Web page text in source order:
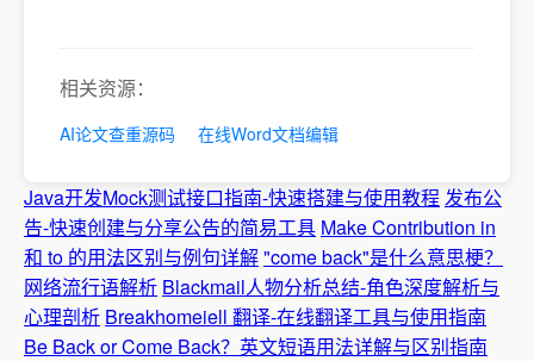
相关资源：
AI论文查重源码 在线Word文档编辑
Java开发Mock测试接口指南-快速搭建与使用教程 发布公
告-快速创建与分享公告的简易工具 Make Contribution in
和 to 的用法区别与例句详解"come back"是什么意思梗？
网络流行语解析 Blackmail人物分析总结-角色深度解析与
心理剖析 Breakhomeiell 翻译-在线翻译工具与使用指南
Be Back or Come Back？英文短语用法详解与区别指南